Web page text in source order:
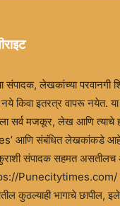
संपादक, लेखकांच्या परवानगी
किवा इतरत्र वापरू नयेत.
सर्व मजकूर, लेख आणि
आणि संबंधित लेखकांकडे
संपादक सहमत
Punecitytimes.com/
कुठल्याही भागाचे छापील,